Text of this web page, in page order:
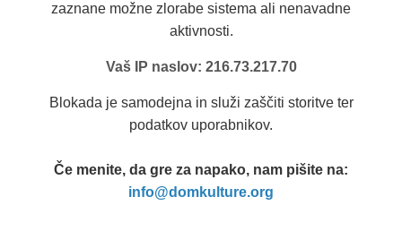
zaznane možne zlorabe sistema ali nenavadne
aktivnosti.
Vaš IP naslov: 216.73.217.70
Blokada je samodejna in služi zaščiti storitve ter
podatkov uporabnikov.
Če menite, da gre za napako, nam pišite na:
info@domkulture.org